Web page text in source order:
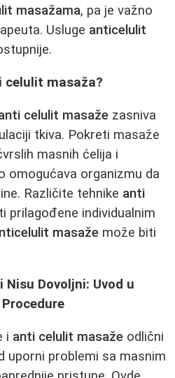
masažama, pa je važno
Usluge anticelulit
celulit masaža?
celulit masaže zasniva
tkiva. Pokreti masaže
masnih ćelija i
omogućava organizmu da
Različite tehnike anti
prilagođene individualnim
masaže može biti
Dovoljni: Uvod u
i anti celulit masaže odlični
uporni problemi sa masnim